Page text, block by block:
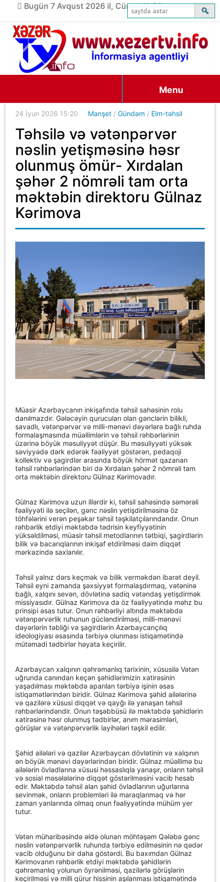
Bugün 7 Avqust 2026 il, Cümə, 11:23
Menu
24 İyun 2026 15:20 Manşet /Gündəm / Elm-təhsil
Təhsilə və vətənpərvər
nəslin yetişməsinə həsr
olunmuş ömür- Xırdalan
şəhər 2 nömrəli tam orta
məktəbin direktoru Gülnaz
Kərimova
Müasir Azərbaycanın inkişafında təhsil sahəsinin rolu
danılmazdır. Gələcəyin qurucuları olan gənclərin bilikli,
savadlı, vətənpərvər və milli-mənəvi dəyərlərə bağlı ruhda
formalaşmasında müəllimlərin və təhsil rəhbərlərinin
üzərinə böyük məsuliyyət düşür. Bu məsuliyyəti yüksək
səviyyədə dərk edərək fəaliyyət göstərən, pedaqoji
kollektiv və şagirdlər arasında böyük hörmət qazanan
təhsil rəhbərlərindən biri də Xırdalan şəhər 2 nömrəli tam
orta məktəbin direktoru Gülnaz Kərimovadır.
Gülnaz Kərimova uzun illərdir ki, təhsil sahəsində səmərəli
fəaliyyəti ilə seçilən, gənc nəslin yetişdirilməsinə öz
töhfələrini verən peşəkar təhsil təşkilatçılarındandır. Onun
rəhbərlik etdiyi məktəbdə tədrisin keyfiyyətinin
yüksəldilməsi, müasir təhsil metodlarının tətbiqi, şagirdlərin
bilik və bacarıqlarının inkişaf etdirilməsi daim diqqət
mərkəzində saxlanılır.
Təhsil yalnız dərs keçmək və bilik verməkdən ibarət deyil.
Təhsil eyni zamanda şəxsiyyət formalaşdırmaq, vətəninə
bağlı, xalqını sevən, dövlətinə sadiq vətəndaş yetişdirmək
missiyasıdır. Gülnaz Kərimova da öz fəaliyyətində məhz bu
prinsipi əsas tutur. Onun rəhbərliyi altında məktəbdə
vətənpərvərlik ruhunun gücləndirilməsi, milli-mənəvi
dəyərlərin təbliği və şagirdlərin Azərbaycançılıq
ideologiyası əsasında tərbiyə olunması istiqamətində
mütəmadi tədbirlər həyata keçirilir.
Azərbaycan xalqının qəhrəmanlıq tarixinin, xüsusilə Vətən
uğrunda canından keçən şəhidlərimizin xatirəsinin
yaşadılması məktəbdə aparılan tərbiyə işinin əsas
istiqamətlərindən biridir. Gülnaz Kərimova şəhid ailələrinə
və qazilərə xüsusi diqqət və qayğı ilə yanaşan təhsil
rəhbərlərindəndir. Onun təşəbbüsü ilə məktəbdə şəhidlərin
xatirəsinə həsr olunmuş tədbirlər, anım mərasimləri,
görüşlər və vətənpərvərlik layihələri təşkil edilir.
Şəhid ailələri və qazilər Azərbaycan dövlətinin və xalqının
ən böyük mənəvi dəyərlərindən biridir. Gülnaz müəllimə bu
ailələrin övladlarına xüsusi həssaslıqla yanaşır, onların təhsil
və sosial məsələlərinə diqqət göstərilməsini vacib hesab
edir. Məktəbdə təhsil alan şəhid övladlarının uğurlarına
sevinmək, onların problemləri ilə maraqlanmaq və hər
zaman yanlarında olmaq onun fəaliyyətində mühüm yer
tutur.
Vətən müharibəsində əldə olunan möhtəşəm Qələbə gənc
nəslin vətənpərvərlik ruhunda tərbiyə edilməsinin nə qədər
vacib olduğunu bir daha göstərdi. Bu baxımdan Gülnaz
Kərimovanın rəhbərlik etdiyi məktəbdə şəhidlərin
qəhrəmanlıq yolunun öyrənilməsi, qazilərlə görüşlərin
keçirilməsi və milli qürur hissinin aşılanması istiqamətində